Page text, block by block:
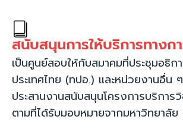
สนับสนุนการให้บริการทางก
เป็นศูนย์สอบให้กับสมาคมที่ประชุมอธิก
ประเทศไทย (ทปอ.) และหน่วยงานอื่น
ประสานงานสนับสนุนโครงการบริการ
ตามที่ได้รับมอบหมายจากมหาวิทยาลัย